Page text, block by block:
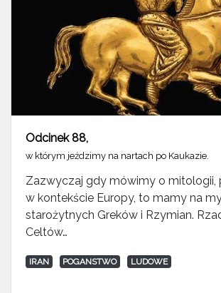
Odcinek 88,
w którym jeździmy na nartach po Kaukazie.
Zazwyczaj gdy mówimy o mitologii,
w kontekście Europy, to mamy na
starożytnych Greków i Rzymian.
Celtów…
IRAN POGANSTWO LUDOWE